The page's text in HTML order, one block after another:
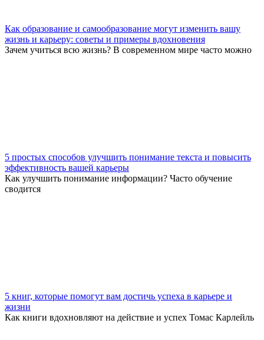
Как образование и самообразование могут изменить вашу
жизнь и карьеру: советы и примеры вдохновения
Зачем учиться всю жизнь? В современном мире часто можно
5 простых способов улучшить понимание текста и повысить
эффективность вашей карьеры
Как улучшить понимание информации? Часто обучение
сводится
5 книг, которые помогут вам достичь успеха в карьере и
жизни
Как книги вдохновляют на действие и успех Томас Карлейль